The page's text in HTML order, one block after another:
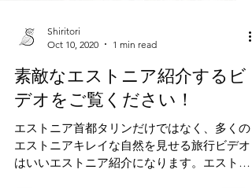
Shiritori
Oct 10, 2020
1 min read
素敵なエストニア紹介するビ
デオをご覧ください！
エストニア首都タリンだけではなく、多くの
エストニアキレイな自然を見せる旅行ビデオ
はいいエストニア紹介になります。エストニ